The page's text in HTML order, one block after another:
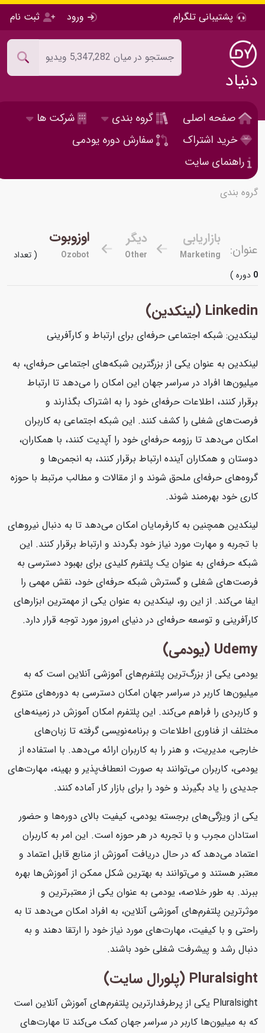
پشتیبانی تلگرام ورود ثبت نام
دنیاد
صفحه اصلی گروه بندی
شرکت ها
خرید اشتراک
سفارش دوره یودمی
راهنمای سایت
گروه بندی
عنوان:
بازاریابی
Marketing
دیگر
Other
اوزوبوت
Ozobot
( تعداد
دوره )
Linkedin (لینکدین)
لینکدین: شبکه اجتماعی حرفه‌ای برای ارتباط و کارآفرینی
لینکدین به عنوان یکی از بزرگترین شبکه‌های اجتماعی حرفه‌ای، به
میلیون‌ها افراد در سراسر جهان این امکان را می‌دهد تا ارتباط
برقرار کنند، اطلاعات حرفه‌ای خود را به اشتراک بگذارند و
فرصت‌های شغلی را کشف کنند. این شبکه اجتماعی به کاربران
امکان می‌دهد تا رزومه حرفه‌ای خود را آپدیت کنند، با همکاران،
دوستان و همکاران آینده ارتباط برقرار کنند، به انجمن‌ها و
گروه‌های حرفه‌ای ملحق شوند و از مقالات و مطالب مرتبط با حوزه
کاری خود بهره‌مند شوند.
لینکدین همچنین به کارفرمایان امکان می‌دهد تا به دنبال نیروهای
با تجربه و مهارت مورد نیاز خود بگردند و ارتباط برقرار کنند. این
شبکه حرفه‌ای به عنوان یک پلتفرم کلیدی برای بهبود دسترسی به
فرصت‌های شغلی و گسترش شبکه حرفه‌ای خود، نقش مهمی را
ایفا می‌کند. از این رو، لینکدین به عنوان یکی از مهمترین ابزارهای
کارآفرینی و توسعه حرفه‌ای در دنیای امروز مورد توجه قرار دارد.
Udemy (یودمی)
یودمی یکی از بزرگ‌ترین پلتفرم‌های آموزشی آنلاین است که به
میلیون‌ها کاربر در سراسر جهان امکان دسترسی به دوره‌های متنوع
و کاربردی را فراهم می‌کند. این پلتفرم امکان آموزش در زمینه‌های
مختلف از فناوری اطلاعات و برنامه‌نویسی گرفته تا زبان‌های
خارجی، مدیریت، و هنر را به کاربران ارائه می‌دهد. با استفاده از
یودمی، کاربران می‌توانند به صورت انعطاف‌پذیر و بهینه، مهارت‌های
جدیدی را یاد بگیرند و خود را برای بازار کار آماده کنند.
یکی از ویژگی‌های برجسته یودمی، کیفیت بالای دوره‌ها و حضور
استادان مجرب و با تجربه در هر حوزه است. این امر به کاربران
اعتماد می‌دهد که در حال دریافت آموزش از منابع قابل اعتماد و
معتبر هستند و می‌توانند به بهترین شکل ممکن از آموزش‌ها بهره
ببرند. به طور خلاصه، یودمی به عنوان یکی از معتبرترین و
موثرترین پلتفرم‌های آموزشی آنلاین، به افراد امکان می‌دهد تا به
راحتی و با کیفیت، مهارت‌های مورد نیاز خود را ارتقا دهند و به
دنبال رشد و پیشرفت شغلی خود باشند.
Pluralsight (پلورال سایت)
Pluralsight یکی از پرطرفدارترین پلتفرم‌های آموزش آنلاین است
که به میلیون‌ها کاربر در سراسر جهان کمک می‌کند تا مهارت‌های